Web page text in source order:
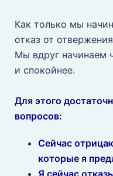
Как только мы
отказ от
Мы вдруг начинаем
и спокойнее.
Для этого
вопросов:
Сейчас
которые я
Я сейчас